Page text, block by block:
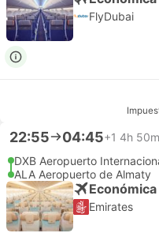
FlyDubai
22:55 04:45+1 4h 50m
DXB Aeropuerto
ALA Aeropuerto de Almaty
Emirates